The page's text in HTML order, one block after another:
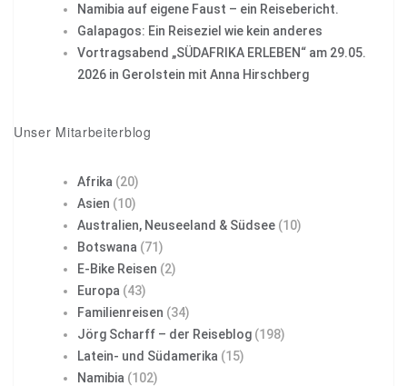
Namibia auf eigene Faust – ein Reisebericht.
Galapagos: Ein Reiseziel wie kein anderes
Vortragsabend „SÜDAFRIKA ERLEBEN“ am 29.05.
2026 in Gerolstein mit Anna Hirschberg
Unser Mitarbeiterblog
Afrika (20)
Asien (10)
Australien, Neuseeland & Südsee (10)
Botswana (71)
E-Bike Reisen (2)
Europa (43)
Familienreisen (34)
Jörg Scharff – der Reiseblog (198)
Latein- und Südamerika (15)
Namibia (102)